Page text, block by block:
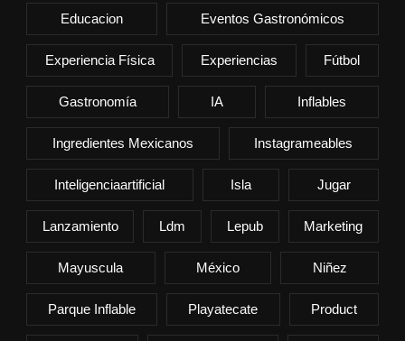
Educacion Eventos Gastronómicos
Experiencia Física Experiencias Fútbol
Gastronomía IA Inflables
Ingredientes Mexicanos Instagrameables
Inteligenciaartificial Isla Jugar
Lanzamiento Ldm Lepub Marketing
Mayuscula México Niñez
Parque Inflable Playatecate Product